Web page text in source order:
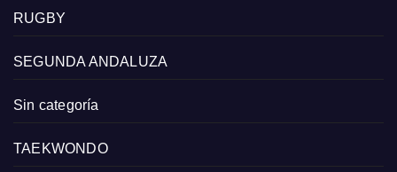
RUGBY
SEGUNDA ANDALUZA
Sin categoría
TAEKWONDO